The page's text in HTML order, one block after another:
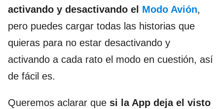
activando y desactivando el Modo Avión,
pero puedes cargar todas las historias que
quieras para no estar desactivando y
activando a cada rato el modo en cuestión, así
de fácil es.
Queremos aclarar que si la App deja el visto